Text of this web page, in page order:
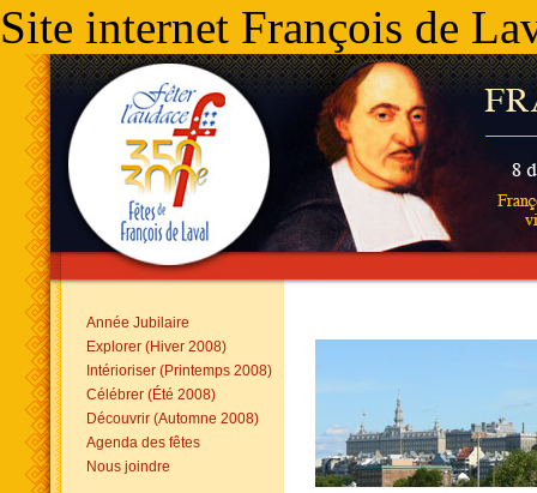
Site internet François de
Année Jubilaire
Explorer (Hiver 2008)
Intérioriser (Printemps 2008)
Célébrer (Été 2008)
Découvrir (Automne 2008)
Agenda des fêtes
Nous joindre